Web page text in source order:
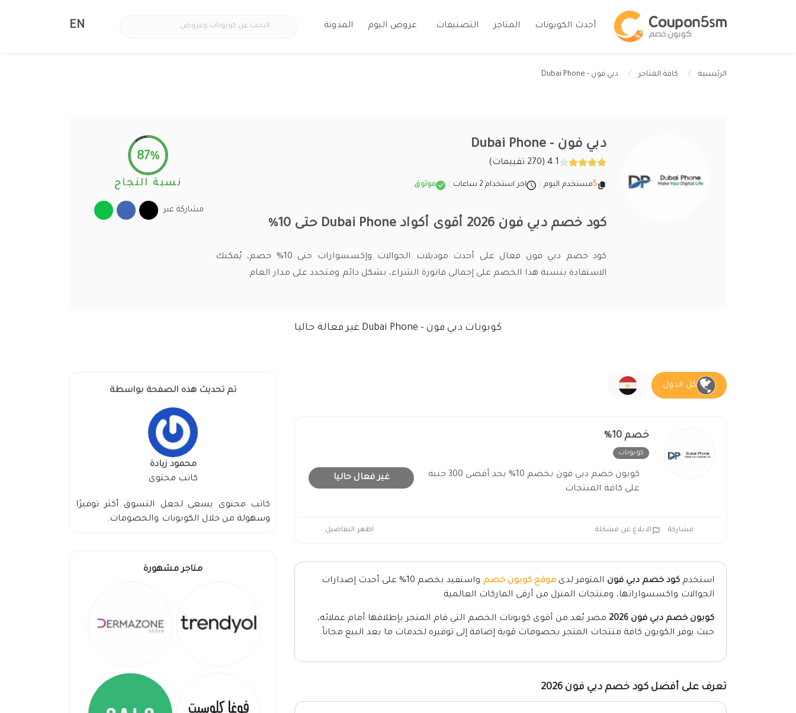
أحدث الكوبونات المتاجر التصنيفات عروض اليوم المدونة EN
الرئيسية كافة المتاجر دبي فون - Dubai Phone
دبي فون - Dubai Phone
4.1 (270 تقييمات)
5مستخدم اليوم اخر استخدام 2 ساعات موثوق
كود خصم دبي فون 2026 أقوى أكواد Dubai Phone حتى 10%
كود خصم دبي فون فعال على أحدث موديلات الجوالات وإكسسوارات حتى 10% خصم، يُمكنك
الاستفادة بنسبة هذا الخصم على إجمالي فاتورة الشراء، بشكل دائم ومتجدد على مدار العام.
87%
نسبة النجاح
مشاركة عبر
كوبونات دبي فون - Dubai Phone غير فعالة حاليا
كل الدول
خصم 10%
كوبونات
كوبون خصم دبي فون بخصم 10% بحد أقصى 300 جنيه
على كافة المنتجات
غير فعال حاليا
مشاركة الابلاغ عن مشكلة اظهر التفاصيل
استخدم كود خصم دبي فون المتوفر لدى موقع كوبون خصم
واستفيد بخصم 10% على أحدث إصدارات
الجوالات واكسسواراتها، ومنتجات المنزل من أرقى الماركات العالمية
كوبون خصم دبي فون 2026
مصر يُعد من أقوى كوبونات الخصم التي قام المتجر بإطلاقها أمام عملائه،
حيث يوفر الكوبون كافة منتجات المتجر بخصومات قوية إضافة إلى توفيره لخدمات ما بعد البيع مجاناً.
تعرف على أفضل كود خصم دبي فون 2026
تم تحديث هذه الصفحة بواسطة
محمود زيادة
كاتب محتوى
كاتب محتوى يسعى لجعل التسوق أكثر توفيرًا
وسهولة من خلال الكوبونات والخصومات.
متاجر مشهورة